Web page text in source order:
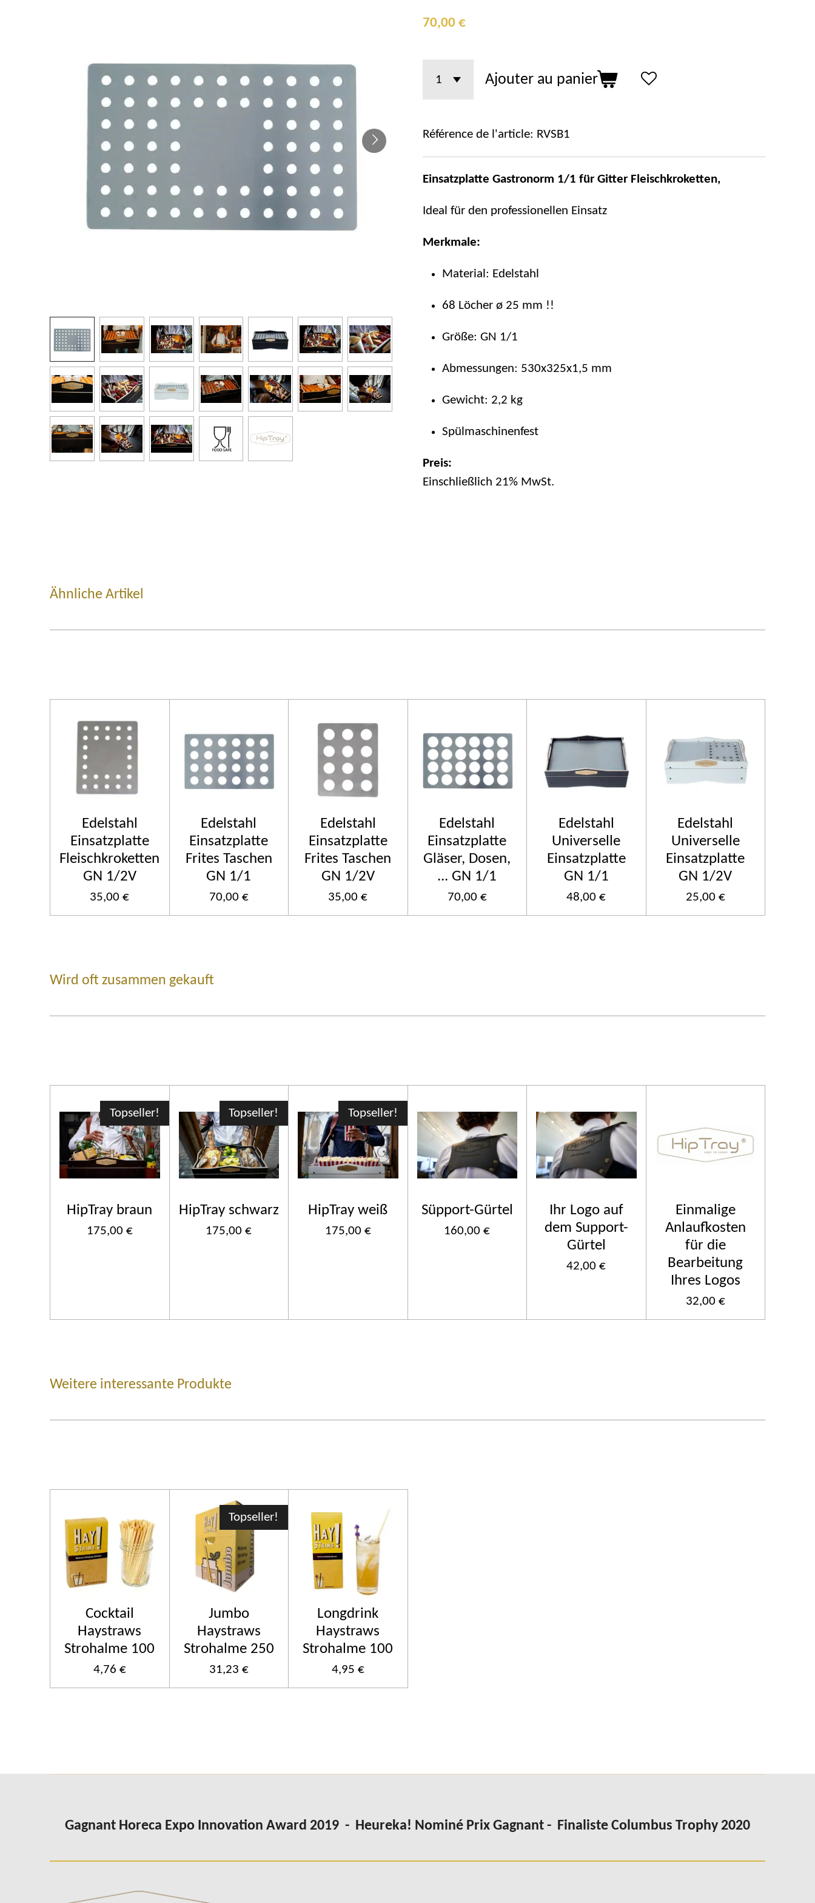
70,00 €
Ajouter au panier
Référence de l'article: RVSB1
Einsatzplatte Gastronorm 1/1 für Gitter Fleischkroketten,
Ideal für den professionellen Einsatz
Merkmale:
Material: Edelstahl
68 Löcher ø 25 mm !!
Größe: GN 1/1
Abmessungen: 530x325x1,5 mm
Gewicht: 2,2 kg
Spülmaschinenfest
Preis:
Einschließlich 21% MwSt.
Ähnliche Artikel
Edelstahl
Einsatzplatte
Fleischkroketten
GN 1/2V
35,00 €
Edelstahl
Einsatzplatte
Frites Taschen
GN 1/1
70,00 €
Edelstahl
Einsatzplatte
Frites Taschen
GN 1/2V
35,00 €
Edelstahl
Einsatzplatte
Gläser, Dosen,
... GN 1/1
70,00 €
Edelstahl
Universelle
Einsatzplatte
GN 1/1
48,00 €
Edelstahl
Universelle
Einsatzplatte
GN 1/2V
25,00 €
Wird oft zusammen gekauft
Topseller!
HipTray braun
175,00 €
Topseller!
HipTray schwarz
175,00 €
Topseller!
HipTray weiß
175,00 €
Süpport-Gürtel
160,00 €
Ihr Logo auf
dem Support-
Gürtel
42,00 €
Einmalige
Anlaufkosten
für die
Bearbeitung
Ihres Logos
32,00 €
Weitere interessante Produkte
Cocktail
Haystraws
Strohalme 100
4,76 €
Topseller!
Jumbo
Haystraws
Strohalme 250
31,23 €
Longdrink
Haystraws
Strohalme 100
4,95 €
Gagnant Horeca Expo Innovation Award 2019 - Heureka! Nominé Prix Gagnant - Finaliste Columbus Trophy 2020